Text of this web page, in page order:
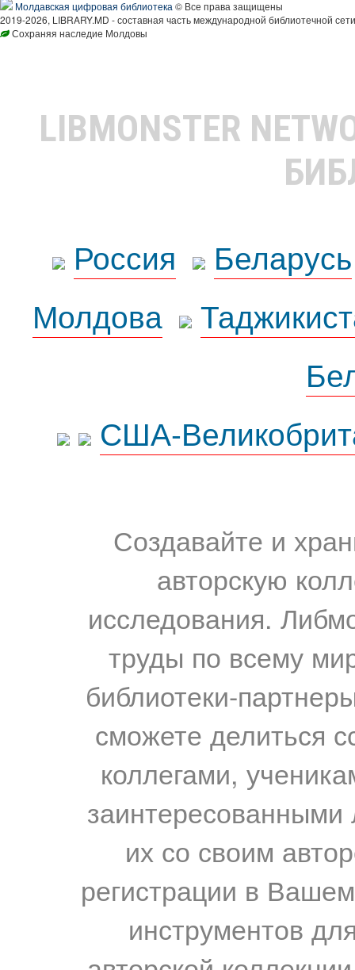
Молдавская цифровая библиотека © Все права защищены
2019-2026, LIBRARY.MD - составная часть международной библиотечной
Сохраняя наследие Молдовы
LIBMONSTER
Россия
Беларусь
Молдова
США-
Создавайте и
авторскую
исследования.
труды по всему
библиотеки-
сможете делиться
коллегами,
их со своим
регистрации в
инструментов